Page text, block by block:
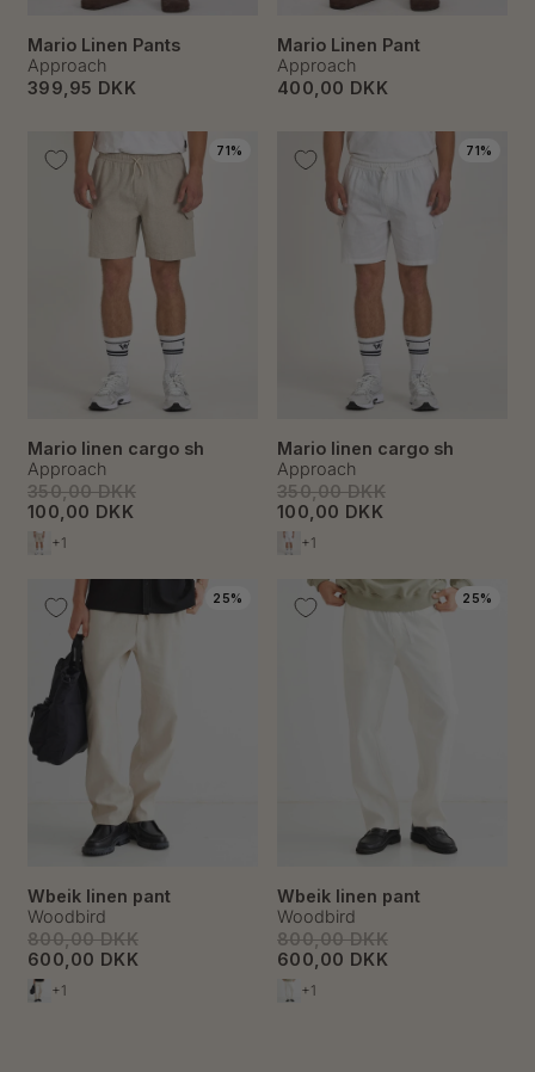
Mario Linen Pants
399,95 DKK
Approach
Mario Linen Pant
400,00 DKK
Approach
71%
Mario linen cargo sh
350,00 DKK
100,00 DKK
Approach
+1
71%
Mario linen cargo sh
350,00 DKK
100,00 DKK
Approach
+1
25%
Wbeik linen pant
800,00 DKK
600,00 DKK
Woodbird
+1
25%
Wbeik linen pant
800,00 DKK
600,00 DKK
Woodbird
+1